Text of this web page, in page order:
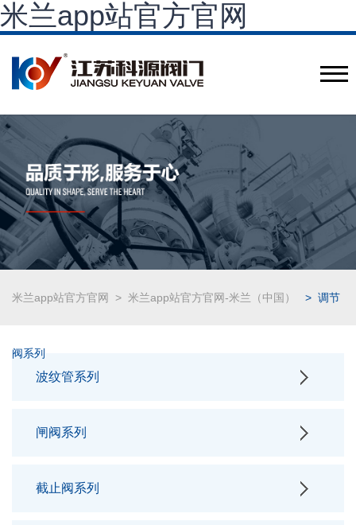
米兰app站官方官网
提供工程阀门组合解决方案
Provide engineering valve combination solutions
CN
米兰app站官方官网 > 米兰app站官方官网-米兰（中国） > 调节
阀系列
波纹管系列
闸阀系列
截止阀系列